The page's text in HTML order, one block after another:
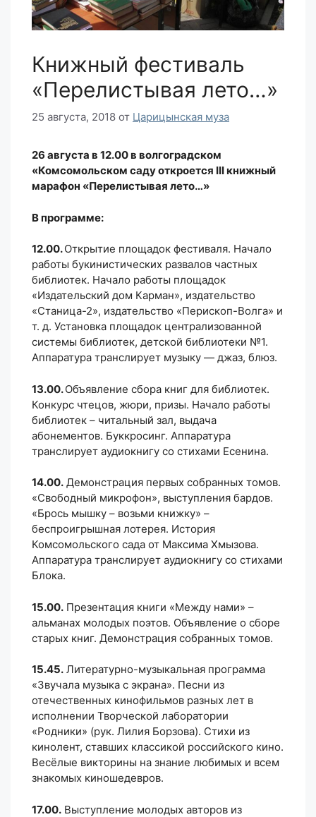
Книжный фестиваль
«Перелистывая лето…»
25 августа, 2018 от Царицынская муза
26 августа в 12.00 в волгоградском
«Комсомольском саду откроется III книжный
марафон «Перелистывая лето…»
В программе:
12.00.Открытие площадок фестиваля. Начало
работы букинистических развалов частных
библиотек. Начало работы площадок
«Издательский дом Карман», издательство
«Станица-2», издательство «Перископ-Волга» и
т. д. Установка площадок централизованной
системы библиотек, детской библиотеки №1.
Аппаратура транслирует музыку — джаз, блюз.
13.00.Объявление сбора книг для библиотек.
Конкурс чтецов, жюри, призы. Начало работы
библиотек – читальный зал, выдача
абонементов. Буккросинг. Аппаратура
транслирует аудиокнигу со стихами Есенина.
14.00. Демонстрация первых собранных томов.
«Свободный микрофон», выступления бардов.
«Брось мышку – возьми книжку» –
беспроигрышная лотерея. История
Комсомольского сада от Максима Хмызова.
Аппаратура транслирует аудиокнигу со стихами
Блока.
15.00. Презентация книги «Между нами» –
альманах молодых поэтов. Объявление о сборе
старых книг. Демонстрация собранных томов.
15.45. Литературно-музыкальная программа
«Звучала музыка с экрана». Песни из
отечественных кинофильмов разных лет в
исполнении Творческой лаборатории
«Родники» (рук. Лилия Борзова). Стихи из
кинолент, ставших классикой российского кино.
Весёлые викторины на знание любимых и всем
знакомых киношедевров.
17.00. Выступление молодых авторов из